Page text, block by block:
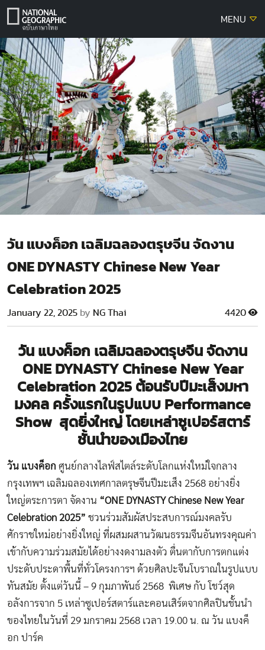
Skip
MENU
วัน แบงค็อก เฉลิมฉลองตรุษจีน จัดงาน
ONE DYNASTY Chinese New Year
Celebration 2025
January 22, 2025 by NG Thai 4420
วัน แบงค็อก เฉลิมฉลองตรุษจีน จัดงาน
ONE DYNASTY Chinese New Year
Celebration 2025 ต้อนรับปีมะเส็งมหา
มงคล ครั้งแรกในรูปแบบ Performance
Show สุดยิ่งใหญ่ โดยเหล่าซูเปอร์สตาร์
ชั้นนำของเมืองไทย
วัน แบงค็อก ศูนย์กลางไลฟ์สไตล์ระดับโลกแห่งใหม่ใจกลาง
กรุงเทพฯ เฉลิมฉลองเทศกาลตรุษจีนปีมะเส็ง 2568 อย่างยิ่ง
ใหญ่ตระการตา จัดงาน “ONE DYNASTY Chinese New Year
Celebration 2025” ชวนร่วมสัมผัสประสบการณ์มงคลรับ
ศักราชใหม่อย่างยิ่งใหญ่ ที่ผสมผสานวัฒนธรรมจีนอันทรงคุณค่า
เข้ากับความร่วมสมัยได้อย่างงดงามลงตัว ตื่นตากับการตกแต่ง
ประดับประดาพื้นที่ทั่วโครงการฯ ด้วยศิลปะจีนโบราณในรูปแบบ
ทันสมัย ตั้งแต่วันนี้ – 9 กุมภาพันธ์ 2568 พิเศษ กับ โชว์สุด
อลังการจาก 5 เหล่าซูเปอร์สตาร์และคอนเสิร์ตจากศิลปินชั้นนำ
ของไทยในวันที่ 29 มกราคม 2568 เวลา 19.00 น. ณ วัน แบงค็
อก ปาร์ค